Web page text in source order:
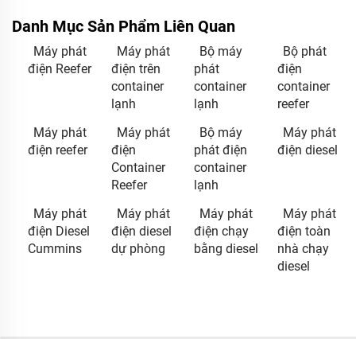
Danh Mục Sản Phẩm Liên Quan
Máy phát
điện Reefer
Máy phát
điện trên
container
lạnh
Bộ máy
phát
container
lạnh
Bộ phát
điện
container
reefer
Máy phát
điện reefer
Máy phát
điện
Container
Reefer
Bộ máy
phát điện
container
lạnh
Máy phát
điện diesel
Máy phát
điện Diesel
Cummins
Máy phát
điện diesel
dự phòng
Máy phát
điện chạy
bằng diesel
Máy phát
điện toàn
nhà chạy
diesel